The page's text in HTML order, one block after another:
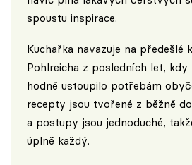
spoustu inspirace.
Kuchařka navazuje na předešlé
Pohlreicha z posledních let, kdy
hodně ustoupilo potřebám
recepty jsou tvořené z běžně
a postupy jsou jednoduché,
úplně každý.